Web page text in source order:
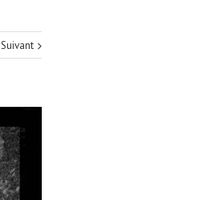
Suivant